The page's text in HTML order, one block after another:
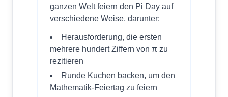
ganzen Welt feiern den Pi Day auf
verschiedene Weise, darunter:
Herausforderung, die ersten
mehrere hundert Ziffern von π zu
rezitieren
Runde Kuchen backen, um den
Mathematik-Feiertag zu feiern